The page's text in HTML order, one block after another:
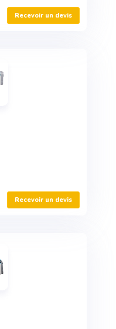
Recevoir un devis
Recevoir un devis